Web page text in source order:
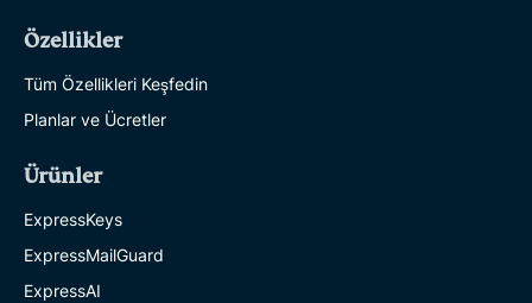
Özellikler
Tüm Özellikleri Keşfedin
Planlar ve Ücretler
Ürünler
ExpressKeys
ExpressMailGuard
ExpressAI